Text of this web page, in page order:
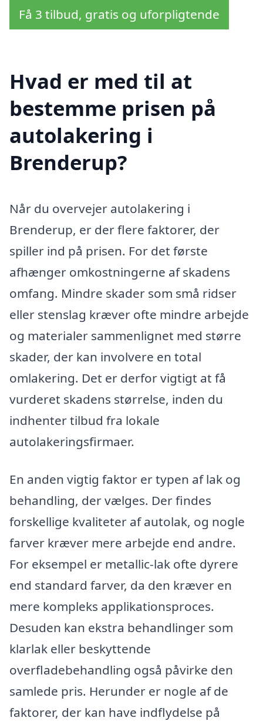
Få 3 tilbud, gratis og uforpligtende
Hvad er med til at
bestemme prisen på
autolakering i
Brenderup?
Når du overvejer autolakering i
Brenderup, er der flere faktorer, der
spiller ind på prisen. For det første
afhænger omkostningerne af skadens
omfang. Mindre skader som små ridser
eller stenslag kræver ofte mindre arbejde
og materialer sammenlignet med større
skader, der kan involvere en total
omlakering. Det er derfor vigtigt at få
vurderet skadens størrelse, inden du
indhenter tilbud fra lokale
autolakeringsfirmaer.
En anden vigtig faktor er typen af lak og
behandling, der vælges. Der findes
forskellige kvaliteter af autolak, og nogle
farver kræver mere arbejde end andre.
For eksempel er metallic-lak ofte dyrere
end standard farver, da den kræver en
mere kompleks applikationsproces.
Desuden kan ekstra behandlinger som
klarlak eller beskyttende
overfladebehandling også påvirke den
samlede pris. Herunder er nogle af de
faktorer, der kan have indflydelse på